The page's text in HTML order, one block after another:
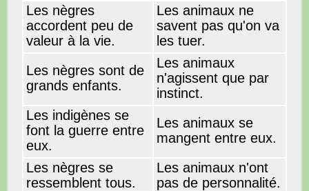
Les nègres
accordent peu de
valeur à la vie.
Les animaux ne
savent pas qu'on va
les tuer.
Les nègres sont de
grands enfants.
Les animaux
n'agissent que par
instinct.
Les indigènes se
font la guerre entre
eux.
Les animaux se
mangent entre eux.
Les nègres se
ressemblent tous.
Les animaux n'ont
pas de personnalité.